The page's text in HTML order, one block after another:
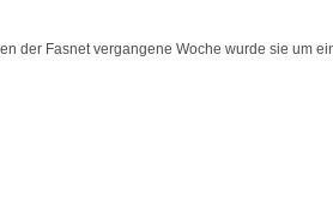
der Fasnet vergangene Woche wurde sie um